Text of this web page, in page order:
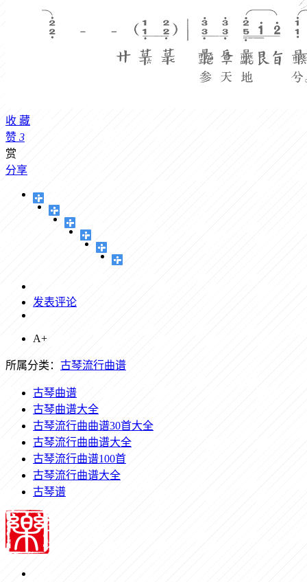
收 藏
赞 3
赏
分享
发表评论
A+
所属分类： 古琴流行曲谱
古琴曲谱
古琴曲谱大全
古琴流行曲曲谱30首大全
古琴流行曲曲谱大全
古琴流行曲谱100首
古琴流行曲谱大全
古琴谱